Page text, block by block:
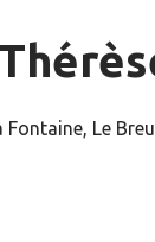
Fontaine, Le